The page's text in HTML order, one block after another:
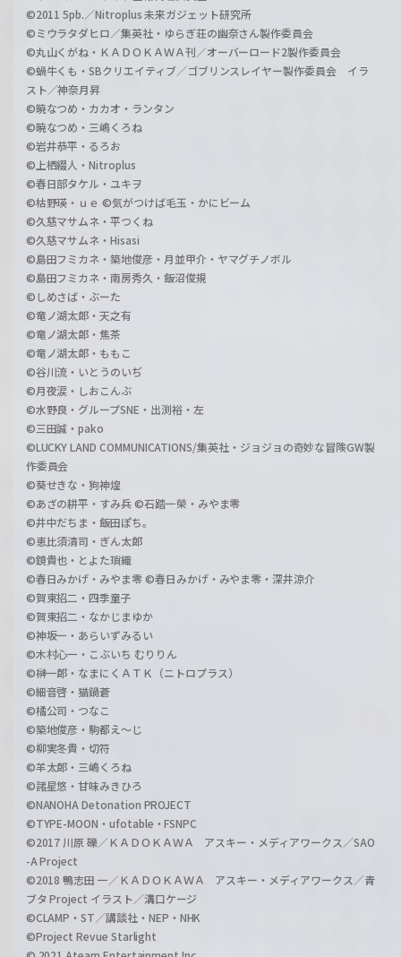
©2011 5pb.／Nitroplus 未来ガジェット研究所
©ミウラタダヒロ／集英社・ゆらぎ荘の幽奈さん製作委員会
©丸山くがね・ＫＡＤＯＫＡＷＡ刊／オーバーロード2製作委員会
©蝸牛くも・SBクリエイティブ／ゴブリンスレイヤー製作委員会 イラ
スト／神奈月昇
©暁なつめ・カカオ・ランタン
©暁なつめ・三嶋くろね
©岩井恭平・るろお
©上栖綴人・Nitroplus
©春日部タケル・ユキヲ
©枯野瑛・ｕｅ ©気がつけば毛玉・かにビーム
©久慈マサムネ・平つくね
©久慈マサムネ・Hisasi
©島田フミカネ・築地俊彦・月並甲介・ヤマグチノボル
©島田フミカネ・南房秀久・飯沼俊規
©しめさば・ぶーた
©竜ノ湖太郎・天之有
©竜ノ湖太郎・焦茶
©竜ノ湖太郎・ももこ
©谷川流・いとうのいぢ
©月夜涙・しおこんぶ
©水野良・グループSNE・出渕裕・左
©三田誠・pako
©LUCKY LAND COMMUNICATIONS/集英社・ジョジョの奇妙な冒険GW製
作委員会
©葵せきな・狗神煌
©あざの耕平・すみ兵 ©石踏一榮・みやま零
©井中だちま・飯田ぽち。
©恵比須清司・ぎん太郎
©鏡貴也・とよた瑣織
©春日みかげ・みやま零 ©春日みかげ・みやま零・深井涼介
©賀東招二・四季童子
©賀東招二・なかじまゆか
©神坂一・あらいずみるい
©木村心一・こぶいち むりりん
©榊一郎・なまにくＡＴＫ（ニトロプラス）
©細音啓・猫鍋蒼
©橘公司・つなこ
©築地俊彦・駒都え～じ
©柳実冬貴・切符
©羊太郎・三嶋くろね
©諸星悠・甘味みきひろ
©NANOHA Detonation PROJECT
©TYPE-MOON・ufotable・FSNPC
©2017 川原 礫／ＫＡＤＯＫＡＷＡ アスキー・メディアワークス／SAO
-A Project
©2018 鴨志田 一／ＫＡＤＯＫＡＷＡ アスキー・メディアワークス／青
ブタ Project イラスト／溝口ケージ
©CLAMP・ST／講談社・NEP・NHK
©Project Revue Starlight